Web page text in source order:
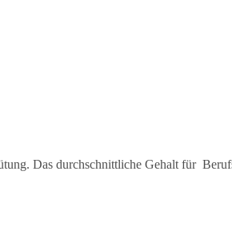
Das durchschnittliche Gehalt für